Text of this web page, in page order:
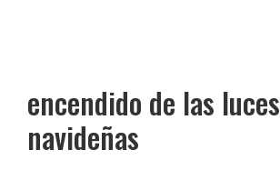
encendido de las luces
navideñas